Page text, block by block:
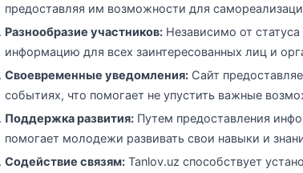
предоставляя им возможности для
Разнообразие участников: Независимо от
информацию для всех заинтересованных лиц и
Своевременные уведомления: Сайт
событиях, что помогает не упустить важные
Поддержка развития: Путем предоставления
помогает молодежи развивать свои навыки и
Содействие связям: Tanlov.uz способствует